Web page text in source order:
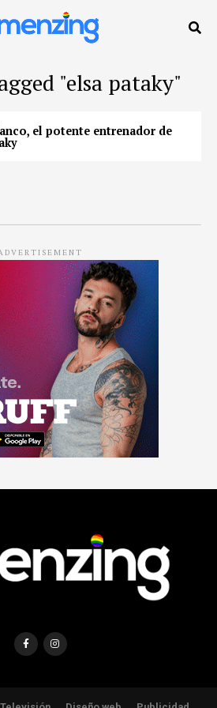
"elsa pataky"
el potente entrenador de